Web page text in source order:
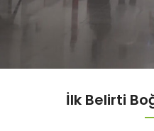
İlk Belirti